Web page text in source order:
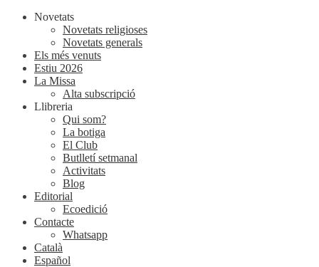
Novetats
Novetats religioses
Novetats generals
Els més venuts
Estiu 2026
La Missa
Alta subscripció
Llibreria
Qui som?
La botiga
El Club
Butlletí setmanal
Activitats
Blog
Editorial
Ecoedició
Contacte
Whatsapp
Català
Español